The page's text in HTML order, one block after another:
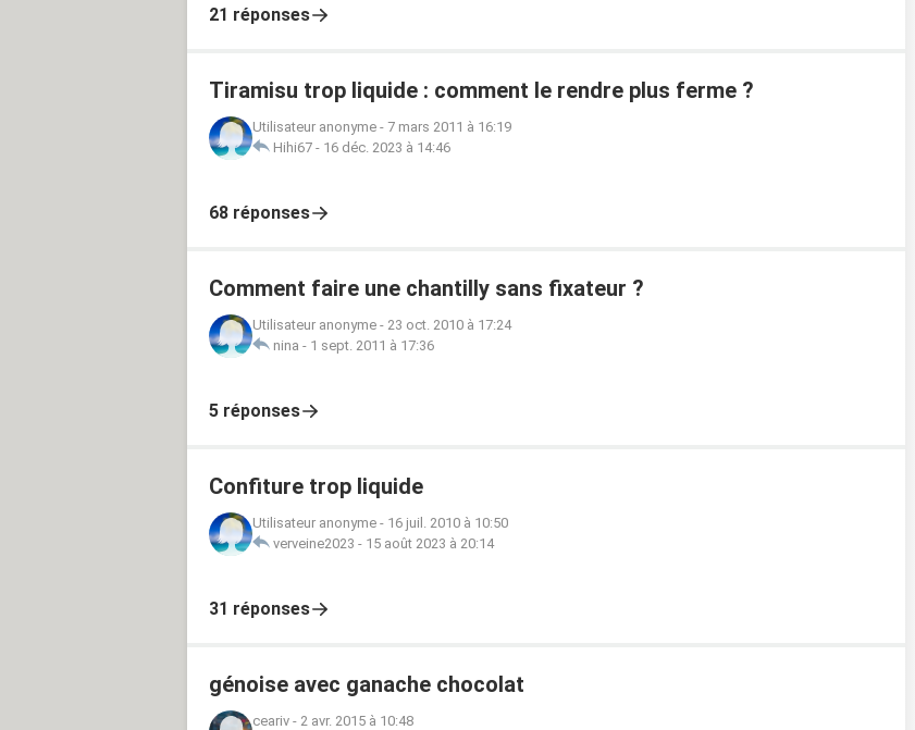
21 réponses
Tiramisu trop liquide : comment le rendre plus ferme ?
Utilisateur anonyme - 7 mars 2011 à 16:19
Hihi67 - 16 déc. 2023 à 14:46
68 réponses
Comment faire une chantilly sans fixateur ?
Utilisateur anonyme - 23 oct. 2010 à 17:24
nina - 1 sept. 2011 à 17:36
5 réponses
Confiture trop liquide
Utilisateur anonyme - 16 juil. 2010 à 10:50
verveine2023 - 15 août 2023 à 20:14
31 réponses
génoise avec ganache chocolat
ceariv - 2 avr. 2015 à 10:48